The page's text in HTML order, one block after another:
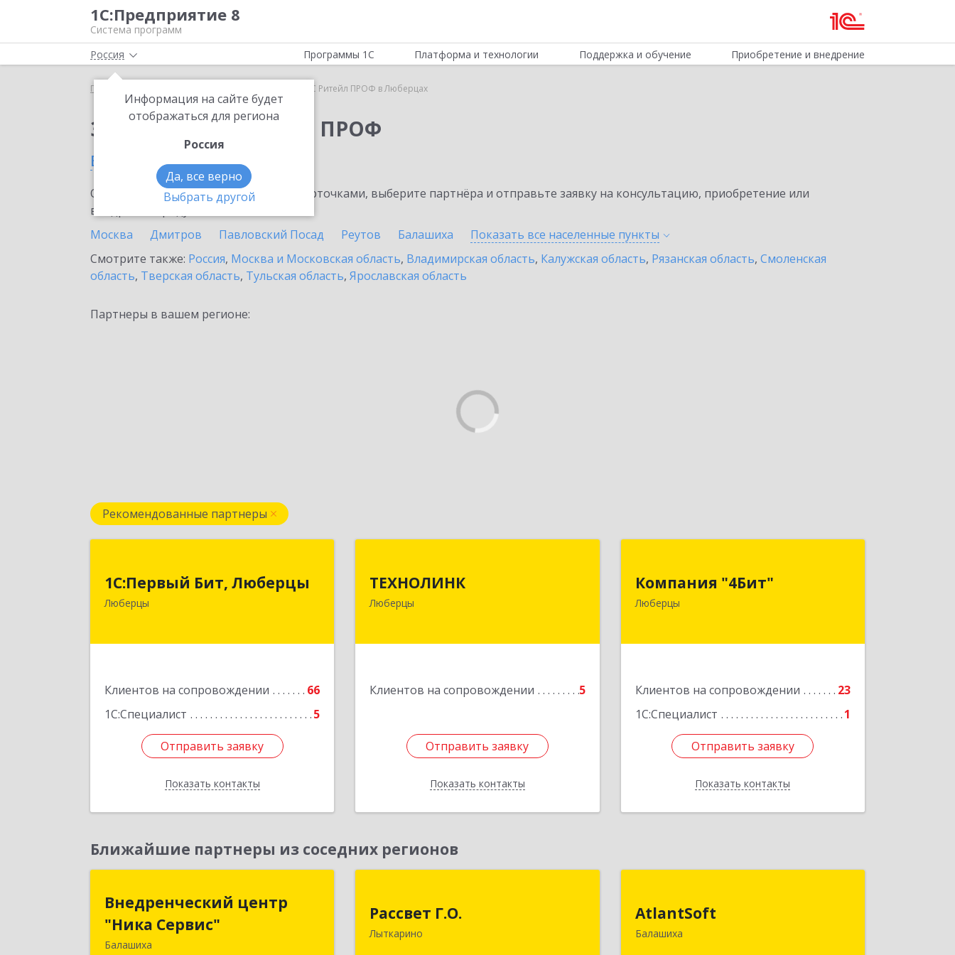
1С:Предприятие 8
Система программ
Россия
Информация на сайте будет
отображаться для региона
Россия
Да, все верно
Выбрать другой
Программы 1С Платформа и технологии Поддержка и обучение Приобретение и внедрение
Главная ИТС Ритейл ПРОФ в Люберцах
Заказать ИТС Ритейл ПРОФ
в Люберцах
Ознакомьтесь с информационными карточками, выберите партнёра и отправьте заявку на консультацию, приобретение или
внедрение продукта.
Москва
Дмитров Павловский Посад Реутов Балашиха Показать все населенные пункты
Смотрите также: Россия, Москва и Московская область, Владимирская область, Калужская область, Рязанская область, Смоленская
область, Тверская область, Тульская область, Ярославская область
Партнеры в вашем регионе:
Рекомендованные партнеры
1С:Первый Бит, Люберцы
Люберцы
Клиентов на сопровождении
66
1С:Специалист
5
Отправить заявку
Показать контакты
140009, Московская обл, Люберецкий
р-н, Люберцы г, Митрофанова ул,
Отправить заявку
Назад
ТЕХНОЛИНК
Люберцы
Клиентов на сопровождении 5
Отправить заявку
Показать контакты
Подробнее
Отправить заявку
Назад
Компания "4Бит"
Люберцы
Клиентов на сопровождении
23
1С:Специалист
1
Отправить заявку
Показать контакты
р-н, Люберцы г, Октябрьский пр-кт,
Отправить заявку
Назад
Ближайшие партнеры из соседних регионов
Внедренческий центр
"Ника Сервис"
Балашиха
Внедренческий центр
"Ника Сервис"
143912, Московская обл, Балашиха г,
Рассвет Г.О.
Лыткарино
AtlantSoft
Балашиха
Звездная ул, дом № 7, корпус 1, оф.609